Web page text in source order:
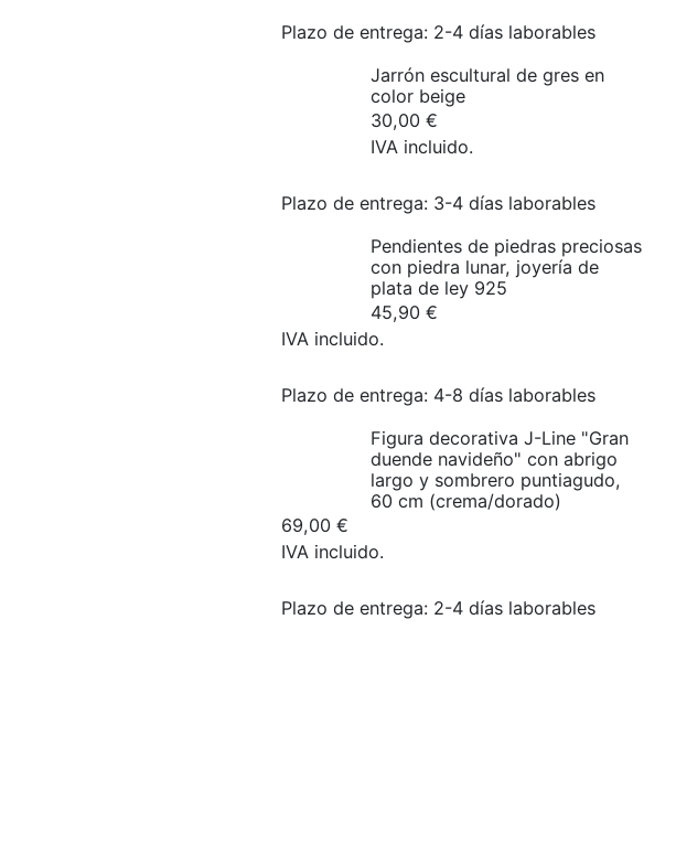
Plazo de entrega: 2-4 días laborables
Jarrón escultural de gres en
color beige
30,00€
IVA incluido.
Plazo de entrega: 3-4 días laborables
Pendientes de piedras preciosas
con piedra lunar, joyería de
plata de ley 925
45,90€
IVA incluido.
Plazo de entrega: 4-8 días laborables
Figura decorativa J-Line "Gran
duende navideño" con abrigo
largo y sombrero puntiagudo,
60 cm (crema/dorado)
69,00€
IVA incluido.
Plazo de entrega: 2-4 días laborables